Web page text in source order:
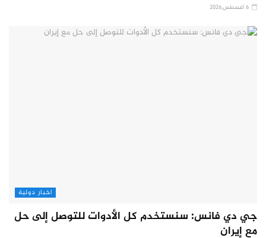
اخبار دولية
جي دي فانس: سنستخدم كل الأدوات للتوصل إلى حل
مع إيران